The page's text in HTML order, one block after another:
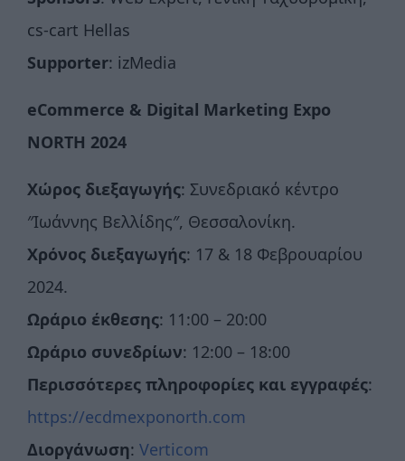
cs-cart Hellas
Supporter: izMedia
eCommerce & Digital Marketing Expo
NORTH 2024
Χώρος διεξαγωγής: Συνεδριακό κέντρο
″Ιωάννης Bελλίδης″, Θεσσαλονίκη.
Χρόνος διεξαγωγής: 17 & 18 Φεβρουαρίου
2024.
Ωράριο έκθεσης: 11:00 – 20:00
Ωράριο συνεδρίων: 12:00 – 18:00
Περισσότερες πληροφορίες και εγγραφές:
https://ecdmexponorth.com
Διοργάνωση: Verticom